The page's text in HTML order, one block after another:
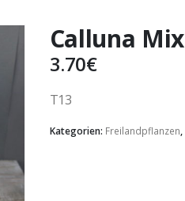
Calluna Mix
3.70€
T13
Kategorien: Freilandpflanzen,